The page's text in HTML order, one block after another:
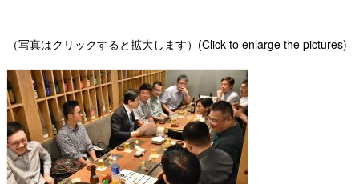
（写真はクリックすると拡大します）(Click to enlarge the pictures)